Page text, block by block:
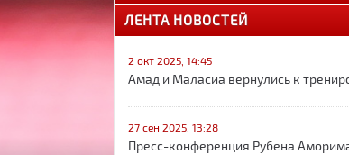
ЛЕНТА НОВОСТЕЙ
2 окт 2025, 14:45
Амад и Маласиа вернулись к
27 сен 2025, 13:28
Пресс-конференция Рубена